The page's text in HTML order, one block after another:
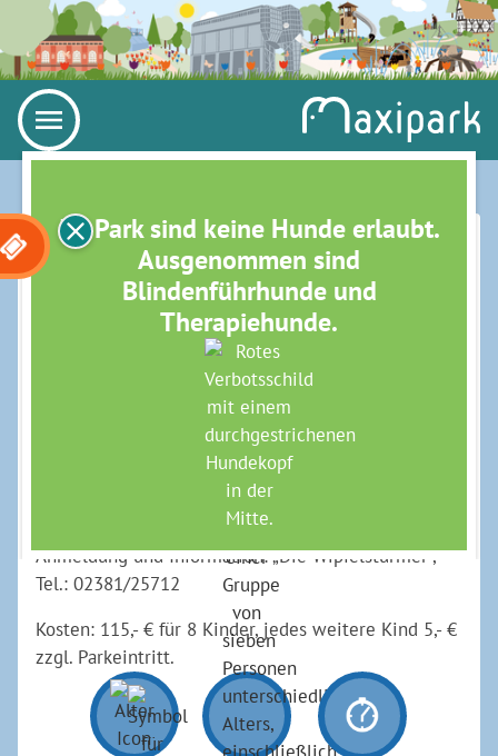
Im Park sind keine Hunde erlaubt.
Ausgenommen sind
Blindenführhunde und
Therapiehunde.
KLETTERABENTEUER IM
ELEFANTENWALD II (BIS 14
Die Expedition geht weiter: Im Elefantenwald
warten neue spannende Kletterabenteuer auf Euch.
Veranstalter: „Die Wipfelstürmer“
Bitte wetterfeste, bequeme Kleidung und feste
Anmeldung und Information: „Die Wipfelstürmer“,
Tel.: 02381/25712
Kosten: 115,- € für 8 Kinder, jedes weitere Kind 5,- €
zzgl. Parkeintritt.